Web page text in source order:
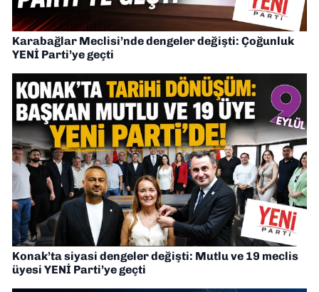
Karabağlar Meclisi’nde dengeler değişti: Çoğunluk
YENİ Parti’ye geçti
Konak’ta siyasi dengeler değişti: Mutlu ve 19 meclis
üyesi YENİ Parti’ye geçti